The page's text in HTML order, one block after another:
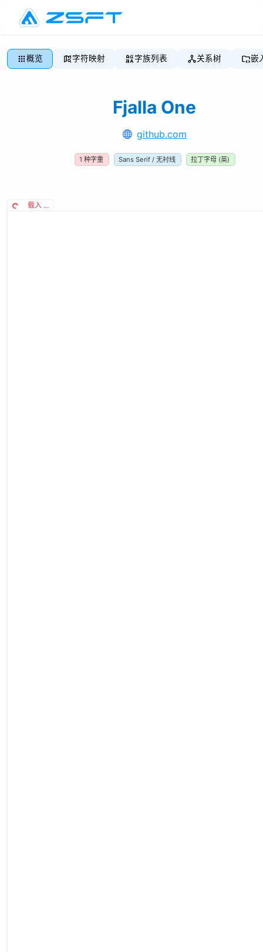
概览 字符映射 字族列表 关系树 嵌
Fjalla One
github.com
1 种字重 Sans Serif / 无衬线 拉丁字母 (英)
载入 ...